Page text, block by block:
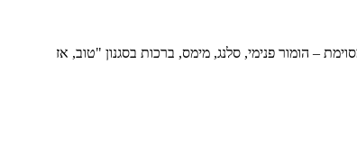
– הומור פנימי, סלנג, מימס, ברכות בסגנון "טוב, אז